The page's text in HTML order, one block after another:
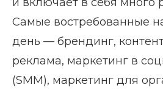
Самые востребованные
день — брендинг,
реклама, маркетинг в
(SMM), маркетинг для